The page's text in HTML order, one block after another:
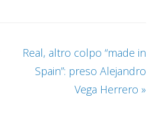
Real, altro colpo “made in
Spain”: preso Alejandro
Vega Herrero »